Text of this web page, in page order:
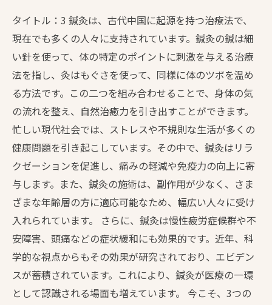
タイトル：3 鍼灸は、古代中国に起源を持つ治療法で、
現在でも多くの人々に支持されています。鍼灸の鍼は細
い針を使って、体の特定のポイントに刺激を与える治療
法を指し、灸はもぐさを使って、同様に体のツボを温め
る方法です。この二つを組み合わせることで、身体の気
の流れを整え、自然治癒力を引き出すことができます。
忙しい現代社会では、ストレスや不規則な生活が多くの
健康問題を引き起こしています。その中で、鍼灸はリラ
クゼーションを促進し、痛みの軽減や免疫力の向上に寄
与します。また、鍼灸の施術は、副作用が少なく、さま
ざまな年齢層の方に適応可能なため、幅広い人々に受け
入れられています。 さらに、鍼灸は慢性疲労症候群や不
安障害、頭痛などの症状緩和にも効果的です。近年、科
学的な視点からもその効果が研究されており、エビデン
スが蓄積されています。これにより、鍼灸が医療の一環
として認識される場面も増えています。 今こそ、3つの